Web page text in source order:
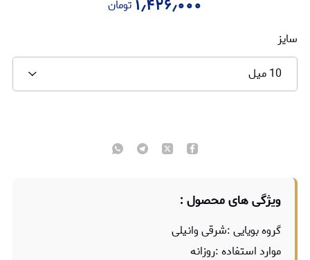
۱٫۴۲۶٫۰۰۰ تومان
سایز
10 میل
ویژگی های محصول :
گروه بویایی :شرقی وانیلی
موارد استفاده :روزانه